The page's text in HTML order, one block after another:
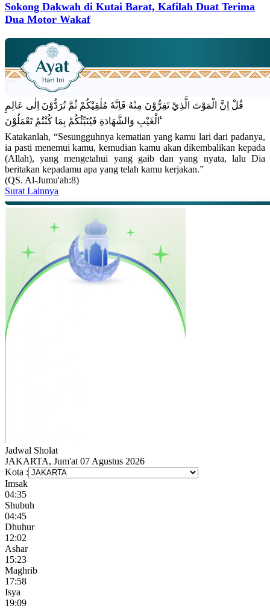
Sokong Dakwah di Kutai Barat, Kafilah Duat Terima
Dua Motor Wakaf
قُلْ اِنَّ الْمَوْتَ الَّذِيْ تَفِرُّوْنَ مِنْهُ فَاِنَّهٗ مُلٰقِيْكُمْ ثُمَّ تُرَدُّوْنَ اِلٰى عَالِمِ
الْغَيْبِ وَالشَّهَادَةِ فَيُنَبِّئُكُمْ بِمَا كُنْتُمْ تَعْمَلُوْنَ ࣖ
Katakanlah, “Sesungguhnya kematian yang kamu lari dari padanya,
ia pasti menemui kamu, kemudian kamu akan dikembalikan kepada
(Allah), yang mengetahui yang gaib dan yang nyata, lalu Dia
beritakan kepadamu apa yang telah kamu kerjakan.”
(QS. Al-Jumu'ah:8)
Surat Lainnya
Jadwal Sholat
JAKARTA, Jum'at 07 Agustus 2026
Kota :
Imsak
04:35
Shubuh
04:45
Dhuhur
12:02
Ashar
15:23
Maghrib
17:58
Isya
19:09